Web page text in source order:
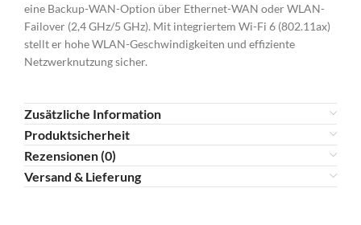
eine Backup-WAN-Option über Ethernet-WAN oder WLAN-
Failover (2,4 GHz/5 GHz). Mit integriertem Wi-Fi 6 (802.11ax)
stellt er hohe WLAN-Geschwindigkeiten und effiziente
Netzwerknutzung sicher.
Zusätzliche Information
Produktsicherheit
Rezensionen (0)
Versand & Lieferung